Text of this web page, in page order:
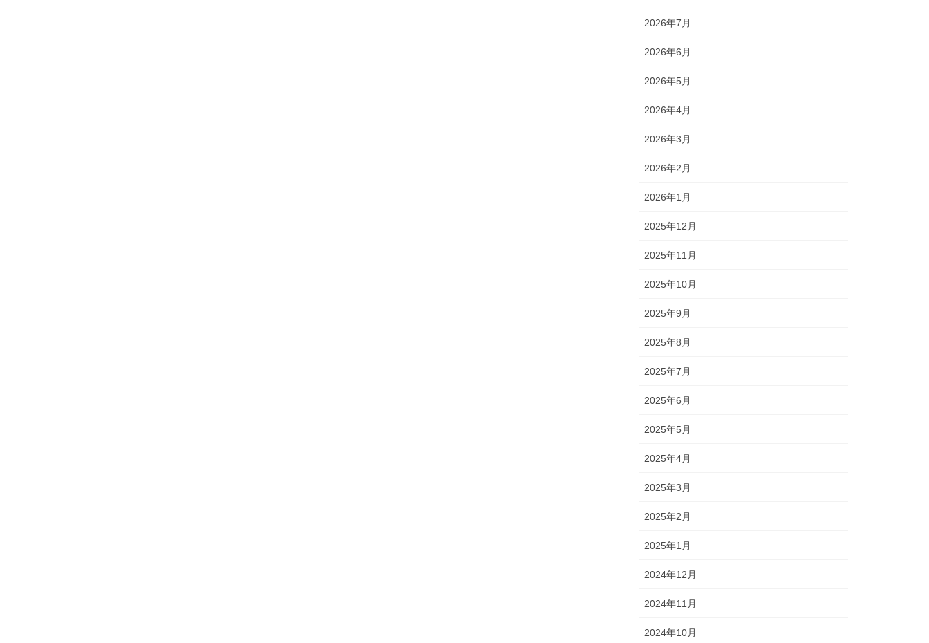
2026年7月
2026年6月
2026年5月
2026年4月
2026年3月
2026年2月
2026年1月
2025年12月
2025年11月
2025年10月
2025年9月
2025年8月
2025年7月
2025年6月
2025年5月
2025年4月
2025年3月
2025年2月
2025年1月
2024年12月
2024年11月
2024年10月